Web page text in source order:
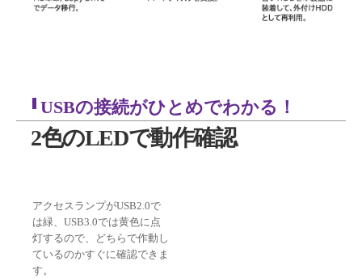
USBの接続がひとめでわかる！
2色のLEDで動作確認
アクセスランプがUSB2.0で
は緑、USB3.0では黄色に点
灯するので、どちらで作動し
ているのかすぐに確認できま
す。